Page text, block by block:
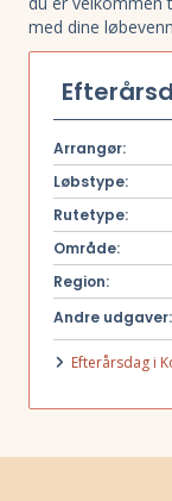
med dine
Arrangør:
Løbstype:
Rutetype:
Område:
Region:
Andre udgaver:
Efterårsdag i